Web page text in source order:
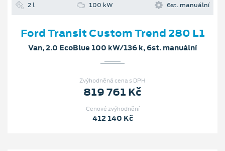
2 l 100 kW 6st. manuální
Ford Transit Custom Trend 280 L1
Van, 2.0 EcoBlue 100 kW/136 k, 6st. manuální
Zvýhodněná cena s DPH
819 761 Kč
Cenové zvýhodnění
412 140 Kč